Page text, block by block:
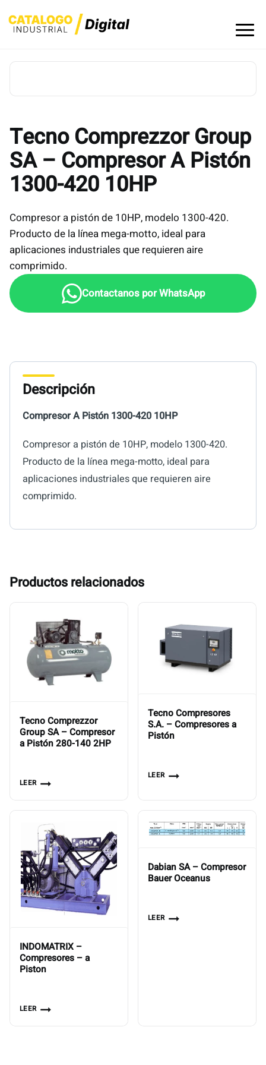
to
Tecno Comprezzor Group
SA – Compresor A Pistón
1300-420 10HP
Compresor a pistón de 10HP, modelo 1300-420.
Producto de la línea mega-motto, ideal para
aplicaciones industriales que requieren aire
comprimido.
Descripción
Compresor A Pistón 1300-420 10HP
Compresor a pistón de 10HP, modelo 1300-420.
Producto de la línea mega-motto, ideal para
aplicaciones industriales que requieren aire
comprimido.
Productos relacionados
Tecno Comprezzor
Group SA – Compresor
a Pistón 280-140 2HP
LEER
Tecno Compresores
S.A. – Compresores a
Pistón
LEER
INDOMATRIX –
Compresores – a
Piston
LEER
Dabian SA – Compresor
Bauer Oceanus
LEER